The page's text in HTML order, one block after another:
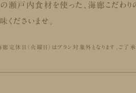
瀬戸内食材を使った、海廊こだわりの
くださいませ。
定休日（火曜日）はプラン対象外となります、ご了承